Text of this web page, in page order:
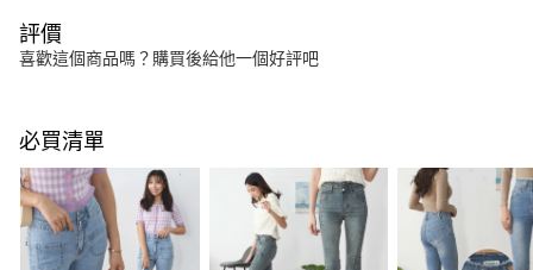
評價
喜歡這個商品嗎？購買後給他一個好評吧
必買清單